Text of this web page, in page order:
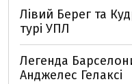
Лівий Берег та
турі УПЛ
Легенда
Анджелес Гелаксі